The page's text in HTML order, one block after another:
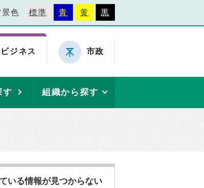
景色 標準 青 黄 黒
ジネス 市政
す 組織から探す
いる情報が見つからない